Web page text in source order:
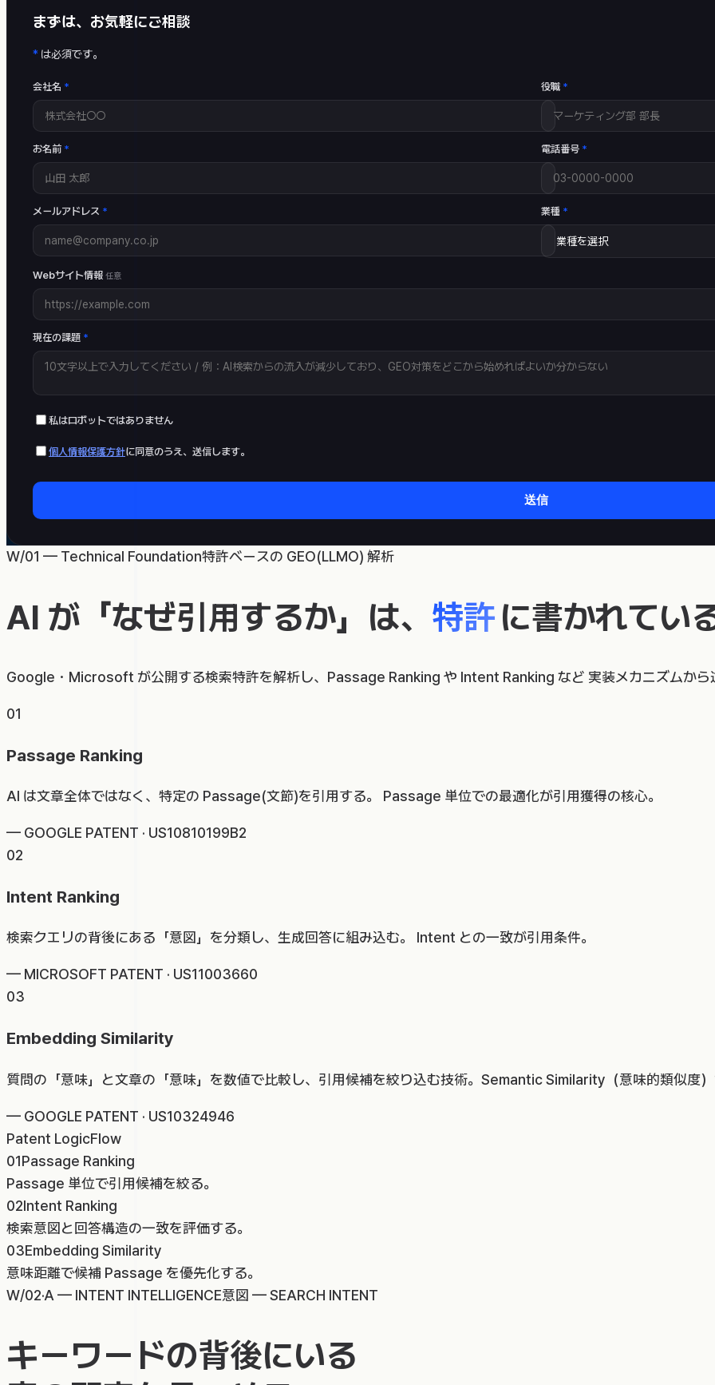
まずは、お気軽にご相談
* は必須です。
会社名 * 役職 *
お名前 * 電話番号 *
メールアドレス * 業種 *
Webサイト情報 任意
現在の課題 *
私はロボットではありません
個人情報保護方針に同意のうえ、送信します。
送信
W/01 — Technical Foundation特許ベースの GEO(LLMO) 解析
AI が「なぜ引用するか」は、 特許に書かれてい
Google・Microsoft が公開する検索特許を解析し、Passage Ranking や Intent Ranking など 実装メカニズムか
01
Passage Ranking
AI は文章全体ではなく、特定の Passage(文節)を引用する。 Passage 単位での最適化が引用獲得の核心。
— GOOGLE PATENT · US10810199B2
02
Intent Ranking
検索クエリの背後にある「意図」を分類し、生成回答に組み込む。 Intent との一致が引用条件。
— MICROSOFT PATENT · US11003660
03
Embedding Similarity
質問の「意味」と文章の「意味」を数値で比較し、引用候補を絞り込む技術。Semantic Similarity（意味的類似度
— GOOGLE PATENT · US10324946
Patent LogicFlow
01Passage Ranking
Passage 単位で引用候補を絞る。
02Intent Ranking
検索意図と回答構造の一致を評価する。
03Embedding Similarity
意味距離で候補 Passage を優先化する。
W/02·A — INTENT INTELLIGENCE意図 — SEARCH INTENT
キーワードの背後にいる